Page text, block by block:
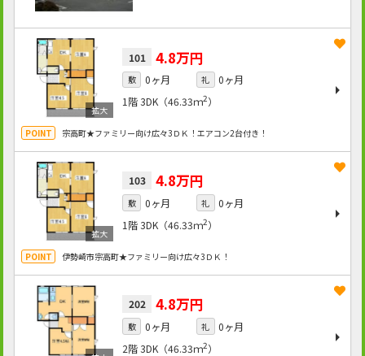
101 4.8万円
敷 0ヶ月 礼
0ヶ月
1階3DK（46.33ｍ2）
宗高町★ファミリー向け広々3ＤＫ！エアコン2台付き！
103 4.8万円
敷 0ヶ月 礼
0ヶ月
1階3DK（46.33ｍ2）
伊勢崎市宗高町★ファミリー向け広々3ＤＫ！
202 4.8万円
敷 0ヶ月 礼
0ヶ月
2階3DK（46.33ｍ2）